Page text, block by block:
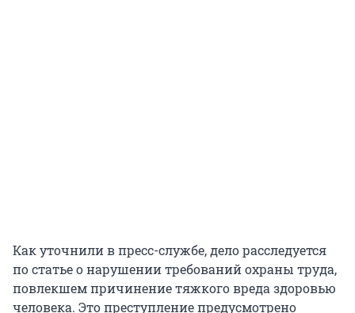
Как уточнили в пресс-службе, дело расследуется
по статье о нарушении требований охраны труда,
повлекшем причинение тяжкого вреда здоровью
человека. Это преступление предусмотрено